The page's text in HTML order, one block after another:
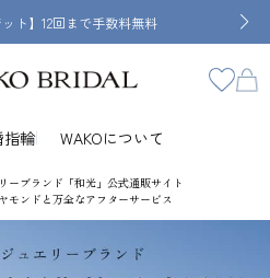
ト】12回まで手数料無料
指輪 WAKOについて
ーブランド「和光」公式通販サイト
モンドと万全なアフターサービス